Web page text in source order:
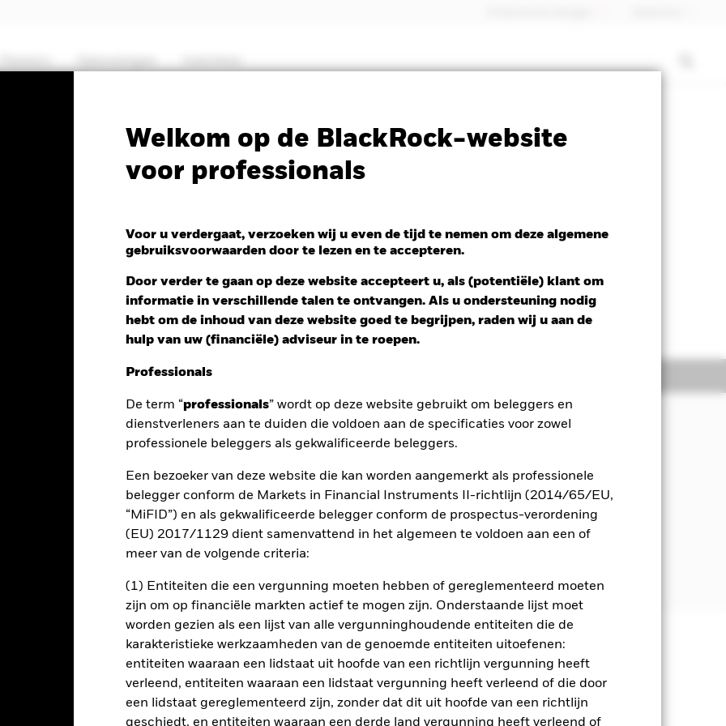
Welkom op de BlackRock-website
voor professionals
Voor u verdergaat, verzoeken wij u even de tijd te nemen om deze algemene
gebruiksvoorwaarden door te lezen en te accepteren.
Door verder te gaan op deze website accepteert u, als (potentiële) klant om
informatie in verschillende talen te ontvangen. Als u ondersteuning nodig
hebt om de inhoud van deze website goed te begrijpen, raden wij u aan de
hulp van uw (financiële) adviseur in te roepen.
Professionals
De term “professionals” wordt op deze website gebruikt om beleggers en
dienstverleners aan te duiden die voldoen aan de specificaties voor zowel
professionele beleggers als gekwalificeerde beleggers.
Een bezoeker van deze website die kan worden aangemerkt als professionele
belegger conform de Markets in Financial Instruments II-richtlijn (2014/65/EU,
“MiFID”) en als gekwalificeerde belegger conform de prospectus-verordening
(EU) 2017/1129 dient samenvattend in het algemeen te voldoen aan een of
meer van de volgende criteria:
(1) Entiteiten die een vergunning moeten hebben of gereglementeerd moeten
zijn om op financiële markten actief te mogen zijn. Onderstaande lijst moet
worden gezien als een lijst van alle vergunninghoudende entiteiten die de
karakteristieke werkzaamheden van de genoemde entiteiten uitoefenen:
entiteiten waaraan een lidstaat uit hoofde van een richtlijn vergunning heeft
verleend, entiteiten waaraan een lidstaat vergunning heeft verleend of die door
een lidstaat gereglementeerd zijn, zonder dat dit uit hoofde van een richtlijn
geschiedt, en entiteiten waaraan een derde land vergunning heeft verleend of
PRIIP KID Prospectus SFDR Web Disclosure Download
Bond Fund
NAV 1 dag per 07/aug/2026
0,01 (0,01%)
Kerngegevens
is met de beginselen van beleggen gericht op milieu, maatschappij en governance ('ESG').
zijn totale activa in vastrentende effecten die zijn uitgedrukt in euro. Hiertoe behoren obligaties en
belegd in overeenstemming met zijn ESG-beleid zoals uiteengezet in het prospectus. Raadpleeg voor
De waarde en het rendement van beleggingen kunnen dalen en stijgen, en zijn niet
en/of in de wanbetalingsquote van emittenten hebben een aanzienlijk invloed op de prestaties
of werkelijke verlagingen van de kredietrating kunnen het risiconiveau verhogen. Derivaten zijn zeer